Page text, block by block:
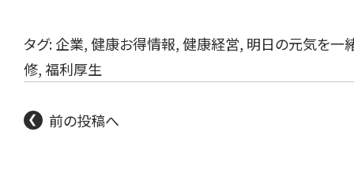
タグ:企業,健康お得情報,健康経営, 明日の元気を一
修, 福利厚生
前の投稿へ